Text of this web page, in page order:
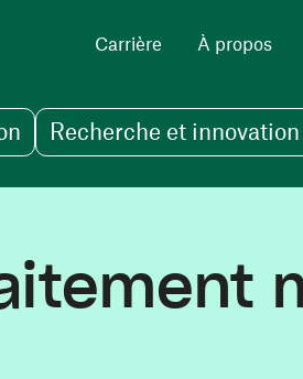
Carrière À propos
Recherche et innovation